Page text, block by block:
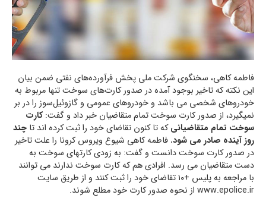
فاطمه کاهی، سخنگوی شرکت ملی پخش فرآورده‌های نفتی ضمن بیان
این نکته که تاخیر بوجود آمده در صدور کارت‌های سوخت تنها مربوط به
خودروهای شخصی می باشد و خودروهای عمومی و گازوئیل‌سوز را در بر
نمیگیرد، از صدور کارت سوخت‌ تمام متقاضیان خبر داد و گفت:کارت
سوخت تمام متقاضیانیکه تا کنون تقاضای خود را ثبت کرده اند تا چند
روز آینده صادر می شود. فاطمه کاهی شیوع ویروس کرونا را علت تاخیر
در صدور کارت سوخت دانست و گفت: به زودی کارتهای سوخت به
دست متقاضیان می رسد. افرادی هم که کارت سوخت ندارند می توانند
با مراجعه به پلیس +۱۰ تقاضای خود را ثبت کنند و از طریق سایت
www.epolice.ir از نحوه صدور کارت خود مطلع شوند.